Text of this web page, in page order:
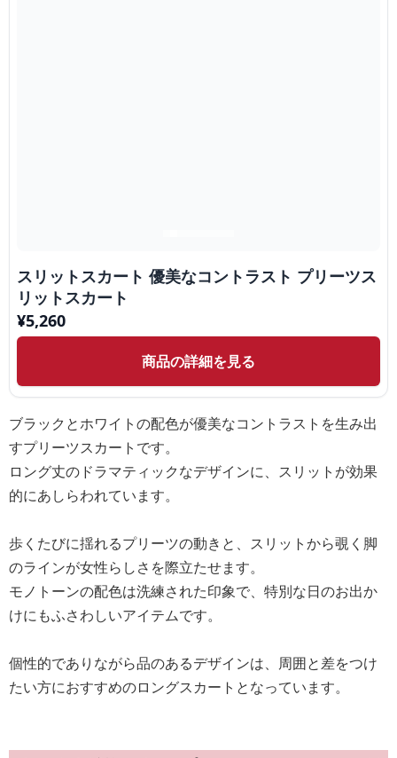
スリットスカート 優美なコントラスト プリーツス
リットスカート
¥5,260
商品の詳細を見る
ブラックとホワイトの配色が優美なコントラストを生み出
すプリーツスカートです。
ロング丈のドラマティックなデザインに、スリットが効果
的にあしらわれています。
歩くたびに揺れるプリーツの動きと、スリットから覗く脚
のラインが女性らしさを際立たせます。
モノトーンの配色は洗練された印象で、特別な日のお出か
けにもふさわしいアイテムです。
個性的でありながら品のあるデザインは、周囲と差をつけ
たい方におすすめのロングスカートとなっています。